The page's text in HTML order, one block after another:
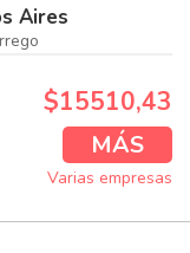
Aires
$15510,43
MÁS
Varias empresas